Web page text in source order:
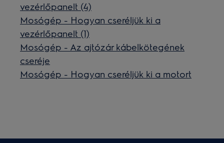
vezérlőpanelt (4)
Mosógép - Hogyan cseréljük ki a
vezérlőpanelt (1)
Mosógép - Az ajtózár kábelkötegének
cseréje
Mosógép - Hogyan cseréljük ki a motort